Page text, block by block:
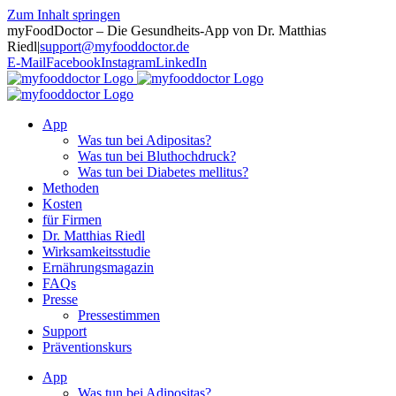
Zum Inhalt springen
myFoodDoctor – Die Gesundheits-App von Dr. Matthias
Riedl|support@myfooddoctor.de
E-MailFacebookInstagramLinkedIn
App
Was tun bei Adipositas?
Was tun bei Bluthochdruck?
Was tun bei Diabetes mellitus?
Methoden
Kosten
für Firmen
Dr. Matthias Riedl
Wirksamkeitsstudie
Ernährungsmagazin
FAQs
Presse
Pressestimmen
Support
Präventionskurs
App
Was tun bei Adipositas?